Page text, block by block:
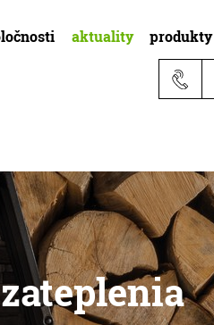
aktuality produkty